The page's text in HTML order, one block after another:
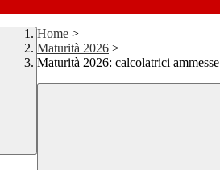
Home >
Maturità 2026 >
Maturità 2026: calcolatrici ammesse